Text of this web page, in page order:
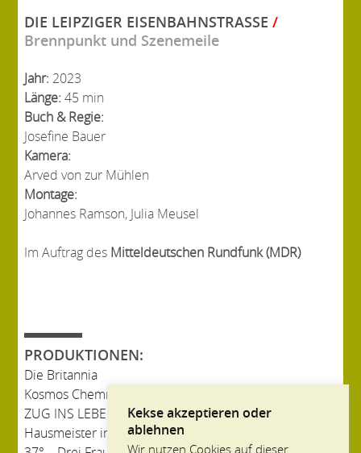
DIE LEIPZIGER EISENBAHNSTRASSE /
Brennpunkt und Szenemeile
Jahr: 2023
Länge:45 min
Buch & Regie:
Josefine Bauer
Kamera:
Arved von zur Mühlen
Montage:
Johannes Ramson, Julia Meusel
Im Auftrag des Mitteldeutschen Rundfunk (MDR)
PRODUKTIONEN:
Die Britannia
Kosmos Chemnitz
ZUG INS LEBEN
Hausmeister in Russland
Kekse akzeptieren oder
ablehnen
Wir nutzen Cookies auf dieser